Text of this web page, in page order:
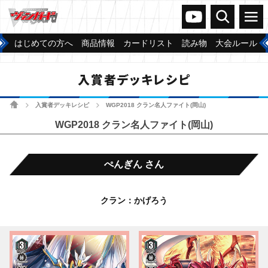
ヴァンガードch
検索 メニュー
はじめての方へ 商品情報 カードリスト 読み物 大会ルール
入賞者デッキレシピ
ホーム 入賞者デッキレシピ WGP2018 クラン名人ファイト(岡山)
WGP2018 クラン名人ファイト(岡山)
ぺんぎん さん
クラン：かげろう